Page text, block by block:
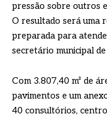
pressão sobre outros
O resultado será uma
preparada para
secretário municipal
Com 3.807,40 m² de
pavimentos e um
40 consultórios,